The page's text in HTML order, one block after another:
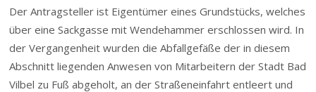
Der Antragsteller ist Eigentümer eines Grundstücks, welches
über eine Sackgasse mit Wendehammer erschlossen wird. In
der Vergangenheit wurden die Abfallgefäße der in diesem
Abschnitt liegenden Anwesen von Mitarbeitern der Stadt Bad
Vilbel zu Fuß abgeholt, an der Straßeneinfahrt entleert und